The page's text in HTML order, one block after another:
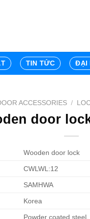
TIN TỨC ĐẠI
ACCESSORIES /
door
Wooden door lock
CWLWL:12
SAMHWA
Korea
Powder coated